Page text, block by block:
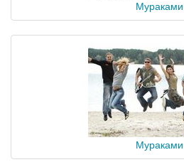
Мураками
Мураками